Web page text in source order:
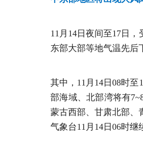
11月14日夜间至17日
东部大部等地气温先后
其中，11月14日08时
部海域、北部湾将有
蒙古西部、甘肃北部、
气象台11月14日06时继